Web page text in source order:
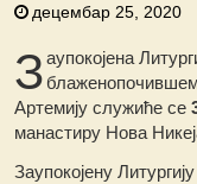
децембар 25, 2020
Заупокојена
Артемију служиће се
манастиру Нова
Заупокојену